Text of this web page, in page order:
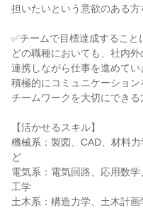
担いたいという意欲のある方
✅チームで目標達成すること
どの職種においても、社内外
連携しながら仕事を進めてい
積極的にコミュニケーション
チームワークを大切にできる
【活かせるスキル】
機械系：製図、CAD、材料
ど
電気系：電気回路、応用数
工学
土木系：構造力学、土木計